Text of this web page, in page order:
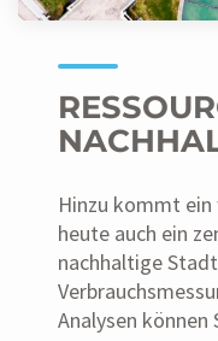
Hinzu kommt
heute auch ein
nachhaltige
Analysen